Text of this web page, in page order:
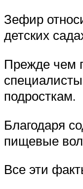
Зефир
детских
Прежде чем
подросткам.
Благодаря
пищевые
Все эти